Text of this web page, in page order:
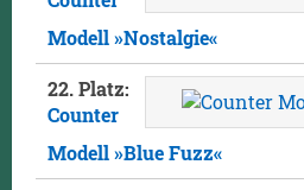
Modell »Nostalgie«
22. Platz:
Counter
Modell »Blue Fuzz«